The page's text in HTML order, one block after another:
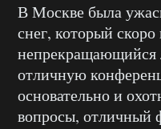
В Москве была
снег, который скоро
непрекращающийся
отличную
основательно и
вопросы, отличный